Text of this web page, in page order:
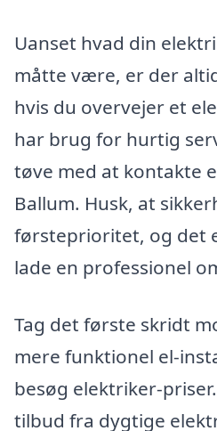
Uanset hvad din
måtte være, er der
hvis du overvejer et
har brug for hurtig
tøve med at kontakte
Ballum. Husk, at
førsteprioritet, og det
lade en professionel
Tag det første skridt
mere funktionel el-
besøg elektriker-
tilbud fra dygtige